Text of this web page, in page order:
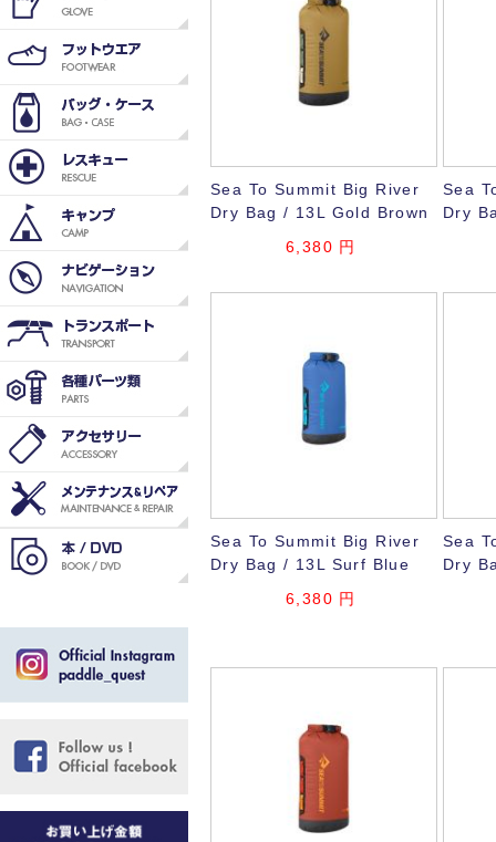
Sea To Summit Big River
Dry Bag / 13L Gold Brown
6,380 円
Sea
Dry
Sea To Summit Big River
Dry Bag / 13L Surf Blue
6,380 円
Sea
Dry